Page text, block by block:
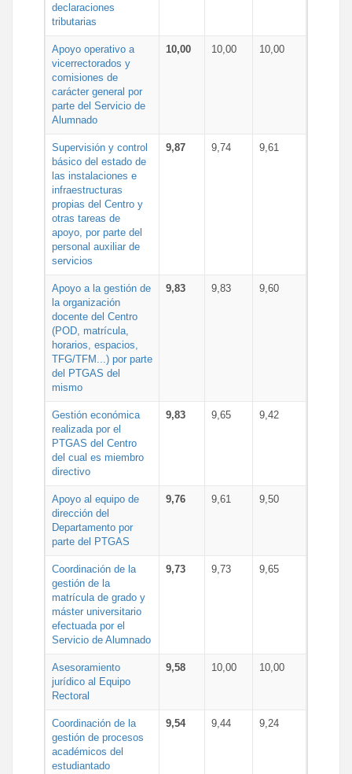
declaraciones
tributarias
Apoyo operativo a
vicerrectorados y
comisiones de
carácter general por
parte del Servicio de
Alumnado
10,00 10,00 10,00
Supervisión y control
básico del estado de
las instalaciones e
infraestructuras
propias del Centro y
otras tareas de
apoyo, por parte del
personal auxiliar de
servicios
9,87 9,74 9,61
Apoyo a la gestión de
la organización
docente del Centro
(POD, matrícula,
horarios, espacios,
TFG/TFM...) por parte
del PTGAS del
mismo
9,83 9,83 9,60
Gestión económica
realizada por el
PTGAS del Centro
del cual es miembro
directivo
9,83 9,65 9,42
Apoyo al equipo de
dirección del
Departamento por
parte del PTGAS
9,76 9,61 9,50
Coordinación de la
gestión de la
matrícula de grado y
máster universitario
efectuada por el
Servicio de Alumnado
9,73 9,73 9,65
Asesoramiento
jurídico al Equipo
Rectoral
9,58 10,00 10,00
Coordinación de la
gestión de procesos
académicos del
estudiantado
9,54 9,44 9,24